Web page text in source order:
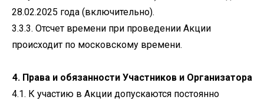
28.02.2025 года (включительно).
3.3.3. Отсчет времени при проведении Акции
происходит по московскому времени.
4. Права и обязанности Участников и Организатора
4.1. К участию в Акции допускаются постоянно